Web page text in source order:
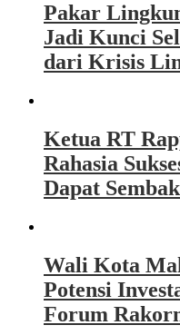
Pakar
Jadi Kunci
dari Krisis
Ketua RT
Rahasia
Dapat
Wali Kota
Potensi
Forum